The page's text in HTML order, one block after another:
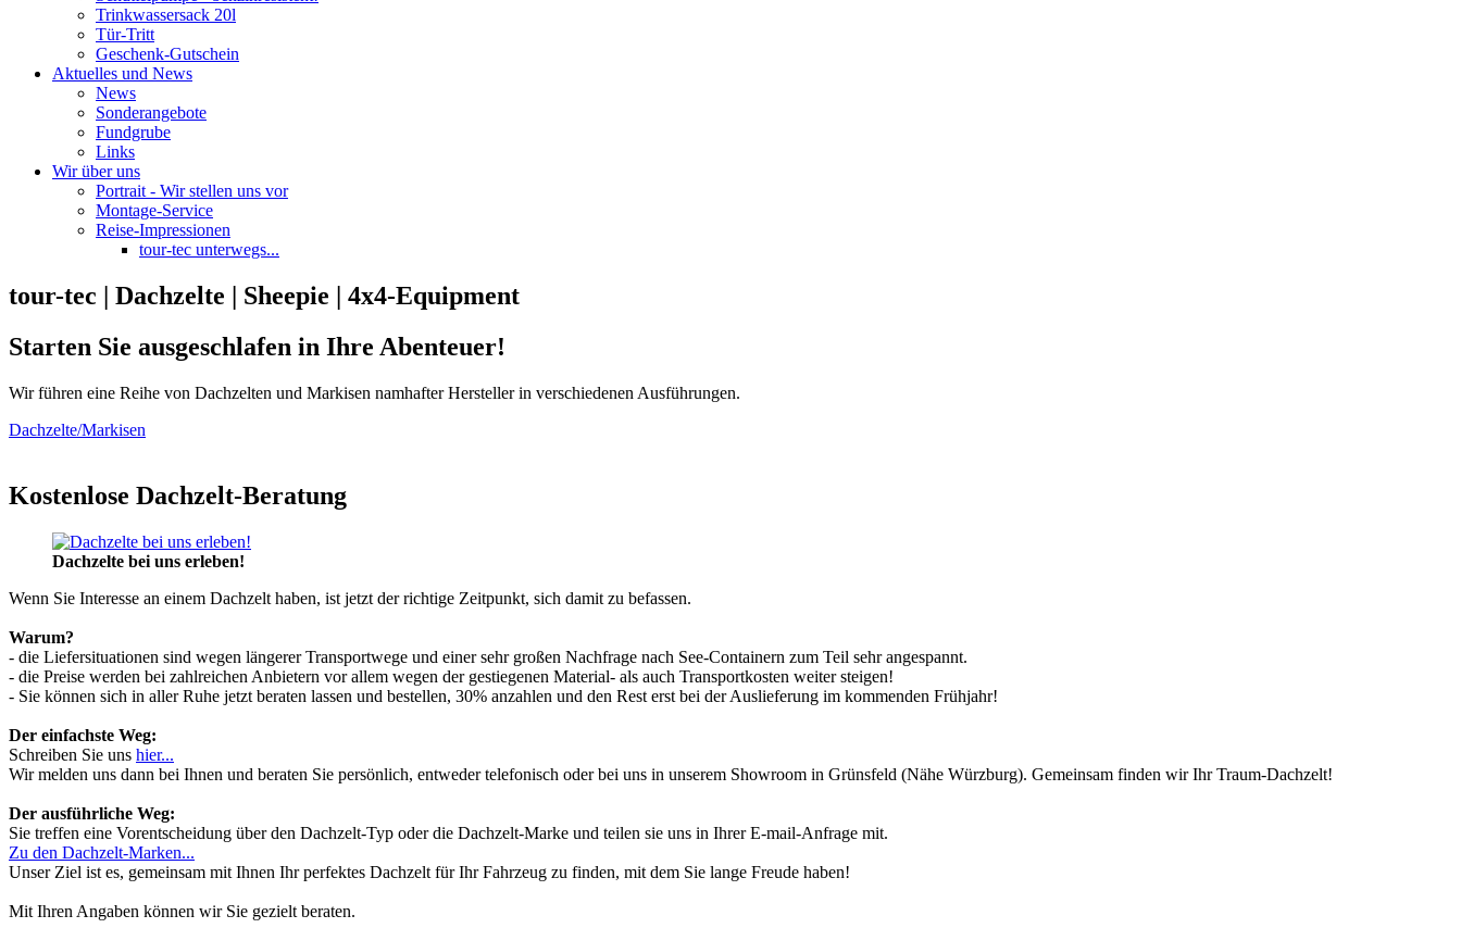
Trinkwassersack 20l
Tür-Tritt
Geschenk-Gutschein
Aktuelles und News
News
Sonderangebote
Fundgrube
Links
Wir über uns
Portrait - Wir stellen uns vor
Montage-Service
Reise-Impressionen
tour-tec unterwegs...
tour-tec | Dachzelte | Sheepie | 4x4-Equipment
Starten Sie ausgeschlafen in Ihre Abenteuer!
Wir führen eine Reihe von Dachzelten und Markisen namhafter Hersteller in verschiedenen Ausführungen.
Dachzelte/Markisen
Kostenlose Dachzelt-Beratung
Dachzelte bei uns erleben!
Wenn Sie Interesse an einem Dachzelt haben, ist jetzt der richtige Zeitpunkt, sich damit zu befassen.
Warum?
- die Liefersituationen sind wegen längerer Transportwege und einer sehr großen Nachfrage nach See-Containern zum Teil sehr angespannt.
- die Preise werden bei zahlreichen Anbietern vor allem wegen der gestiegenen Material- als auch Transportkosten weiter steigen!
- Sie können sich in aller Ruhe jetzt beraten lassen und bestellen, 30% anzahlen und den Rest erst bei der Auslieferung im kommenden Frühjahr!
Der einfachste Weg:
Schreiben Sie uns hier...
Wir melden uns dann bei Ihnen und beraten Sie persönlich, entweder telefonisch oder bei uns in unserem Showroom in Grünsfeld (Nähe Würzburg). Gemeinsam finden wir Ihr Traum-Dachzelt!
Der ausführliche Weg:
Sie treffen eine Vorentscheidung über den Dachzelt-Typ oder die Dachzelt-Marke und teilen sie uns in Ihrer E-mail-Anfrage mit.
Zu den Dachzelt-Marken...
Unser Ziel ist es, gemeinsam mit Ihnen Ihr perfektes Dachzelt für Ihr Fahrzeug zu finden, mit dem Sie lange Freude haben!
Mit Ihren Angaben können wir Sie gezielt beraten.